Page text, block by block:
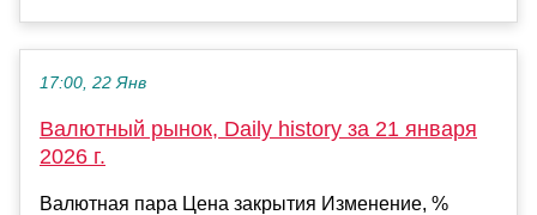
17:00, 22 Янв
Валютный рынок, Daily history за 21 января
2026 г.
Валютная пара Цена закрытия Изменение, %